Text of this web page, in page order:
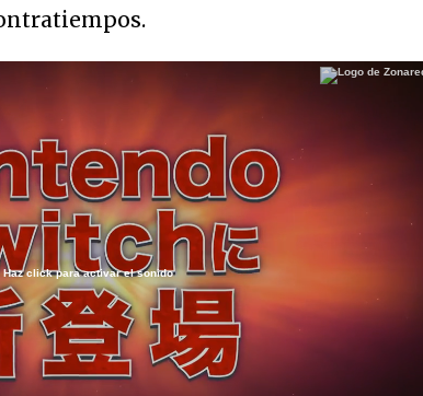
Haz click para activar el sonido